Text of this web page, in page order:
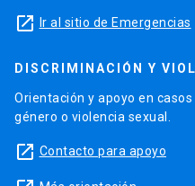
launch Ir al sitio de Emergencias
DISCRIMINACIÓN Y
Orientación y apoyo en
género o violencia sexual.
launch Contacto para apoyo